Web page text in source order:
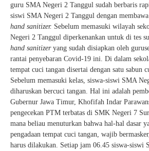
guru SMA Negeri 2 Tanggul sudah berbaris
siswi SMA Negeri 2 Tanggul dengan
hand sanitizer. Sebelum memasuki wilayah
Negeri 2 Tanggul diperkenankan untuk di tes
hand sanitizer yang sudah disiapkan oleh
rantai penyebaran Covid-19 ini. Di dalam
tempat cuci tangan disertai dengan satu sabun
Sebelum memasuki kelas, siswa-siswi SMA
diharuskan bercuci tangan. Hal ini adalah
Gubernur Jawa Timur, Khofifah Indar
pengecekan PTM terbatas di SMK Negeri 7
mana beliau menuturkan bahwa hal-hal dasar
pengadaan tempat cuci tangan, wajib
harus dilakukan. Setiap jam 06.45 siswa-siswi